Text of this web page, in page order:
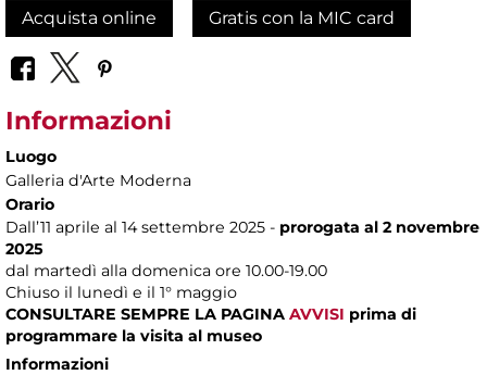
Acquista online Gratis con la MIC card
Informazioni
Luogo
Galleria d'Arte Moderna
Orario
Dall’11 aprile al 14 settembre 2025 - prorogata al 2 novembre
2025
dal martedì alla domenica ore 10.00-19.00
Chiuso il lunedì e il 1° maggio
CONSULTARE SEMPRE LA PAGINA AVVISI prima di
programmare la visita al museo
Informazioni